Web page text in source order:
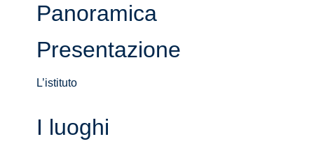
Panoramica
Presentazione
L’istituto
I luoghi